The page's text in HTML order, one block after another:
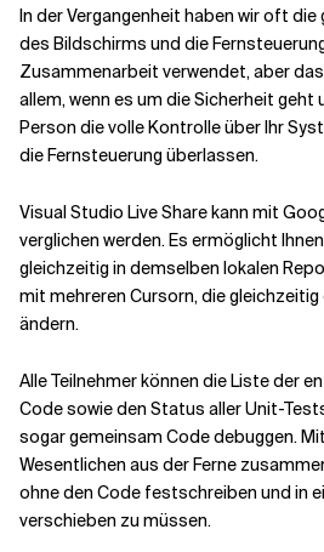
In der Vergangenheit haben wir oft
des Bildschirms und die
Zusammenarbeit verwendet, aber
allem, wenn es um die Sicherheit geht
Person die volle Kontrolle über Ihr
die Fernsteuerung überlassen.
Visual Studio Live Share kann mit
verglichen werden. Es ermöglicht
gleichzeitig in demselben lokalen
mit mehreren Cursorn, die
ändern.
Alle Teilnehmer können die Liste der
Code sowie den Status aller Unit-
sogar gemeinsam Code debuggen.
Wesentlichen aus der Ferne
ohne den Code festschreiben und in
verschieben zu müssen.